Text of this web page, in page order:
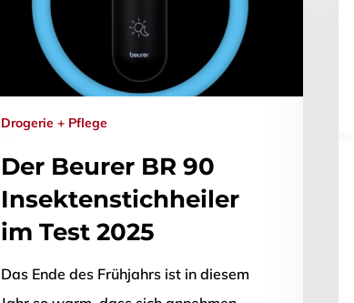
Drogerie + Pflege
Der Beurer BR 90
Insektenstichheiler
im Test 2025
Das Ende des Frühjahrs ist in diesem